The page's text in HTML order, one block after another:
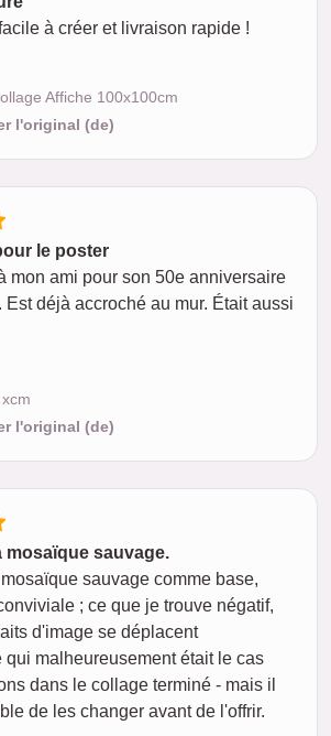
à créer et livraison rapide !
Affiche 100x100cm
l'original (de)
le poster
mon ami pour son 50e anniversaire
Est déjà accroché au mur. Était aussi
l'original (de)
mosaïque sauvage.
sauvage comme base,
; ce que je trouve négatif,
d'image se déplacent
qui malheureusement était le cas
dans le collage terminé - mais il
de les changer avant de l'offrir.